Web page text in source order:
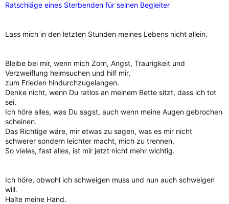
Ratschläge eines Sterbenden für seinen Begleiter
Lass mich in den letzten Stunden meines Lebens nicht allein.
Bleibe bei mir, wenn mich Zorn, Angst, Traurigkeit und
Verzweiflung heimsuchen und hilf mir,
zum Frieden hindurchzugelangen.
Denke nicht, wenn Du ratlos an meinem Bette sitzt, dass ich tot
sei.
Ich höre alles, was Du sagst, auch wenn meine Augen gebrochen
scheinen.
Das Richtige wäre, mir etwas zu sagen, was es mir nicht
schwerer sondern leichter macht, mich zu trennen.
So vieles, fast alles, ist mir jetzt nicht mehr wichtig.
Ich höre, obwohl ich schweigen muss und nun auch schweigen
will.
Halte meine Hand.